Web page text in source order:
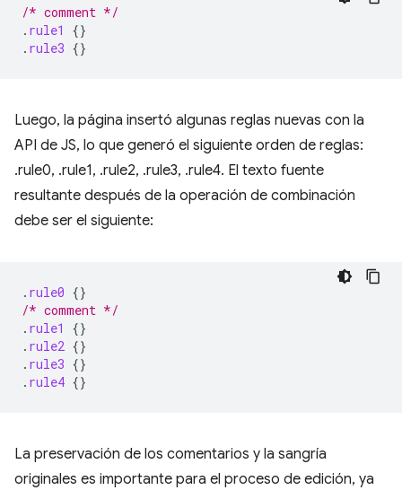
/* comment */
. rule1
{}
. rule3 {}
Luego, la página insertó algunas reglas nuevas con la
API de JS, lo que generó el siguiente orden de reglas:
.rule0, .rule1, .rule2, .rule3, .rule4. El texto fuente
resultante después de la operación de combinación
debe ser el siguiente:
. rule0 {}
/* comment */
. rule1
{}
. rule2 {}
. rule3 {}
. rule4 {}
La preservación de los comentarios y la sangría
originales es importante para el proceso de edición, ya